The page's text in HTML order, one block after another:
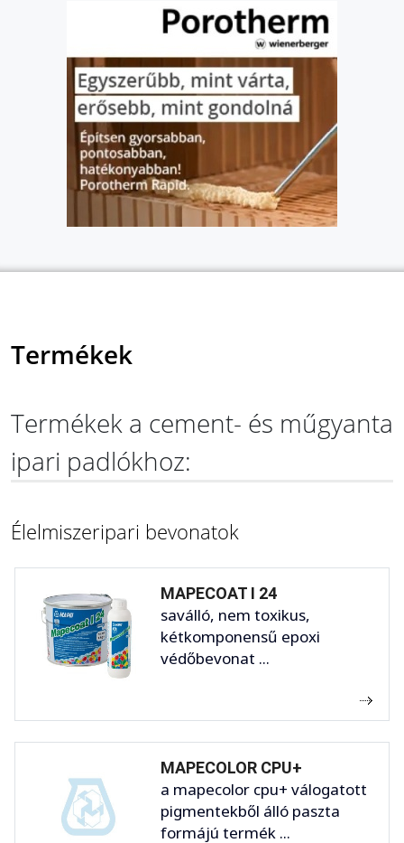
Termékek
Termékek a cement- és műgyanta
ipari padlókhoz:
Élelmiszeripari bevonatok
MAPECOAT I 24
saválló, nem toxikus,
kétkomponensű epoxi
védőbevonat ...
MAPECOLOR CPU+
a mapecolor cpu+ válogatott
pigmentekből álló paszta
formájú termék ...